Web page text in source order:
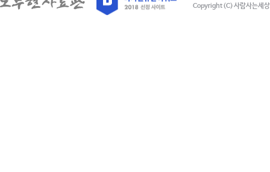
Copyright (C) 사람사는세